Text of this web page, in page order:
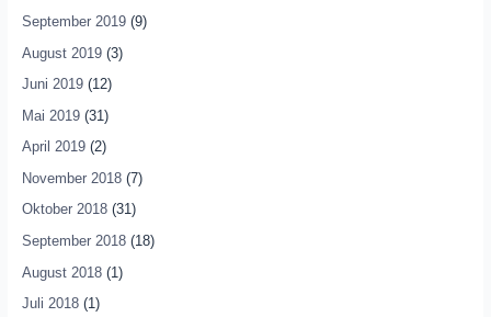
September 2019(9)
August 2019(3)
Juni 2019(12)
Mai 2019(31)
April 2019(2)
November 2018(7)
Oktober 2018(31)
September 2018(18)
August 2018(1)
Juli 2018(1)